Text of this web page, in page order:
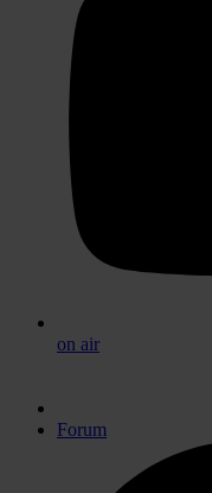
on air
Forum